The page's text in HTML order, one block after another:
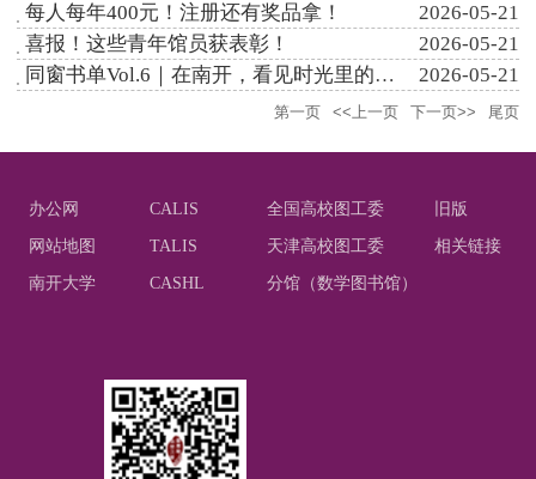
每人每年400元！注册还有奖品拿！
2026-05-21
喜报！这些青年馆员获表彰！
2026-05-21
同窗书单Vol.6｜在南开，看见时光里的阅读力量
2026-05-21
第一页 <<上一页 下一页>> 尾页
办公网 CALIS 全国高校图工委 旧版
网站地图 TALIS 天津高校图工委 相关链接
南开大学 CASHL 分馆（数学图书馆）